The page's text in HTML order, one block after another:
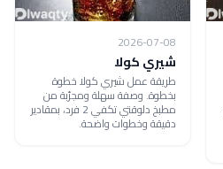
2026-07-08
شيري كولا
طريقة عمل شيري كولا خطوة
بخطوة. وصفة سهلة ومجرّبة من
مطبخ دلوقتي تكفي 2 فرد، بمقادير
دقيقة وخطوات واضحة.